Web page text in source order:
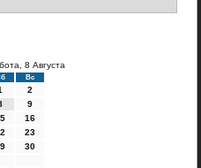
8 Августа
Вс
2
9
16
23
30